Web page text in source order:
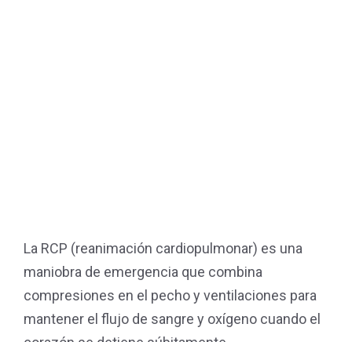
La RCP (reanimación cardiopulmonar) es una
maniobra de emergencia que combina
compresiones en el pecho y ventilaciones para
mantener el flujo de sangre y oxígeno cuando el